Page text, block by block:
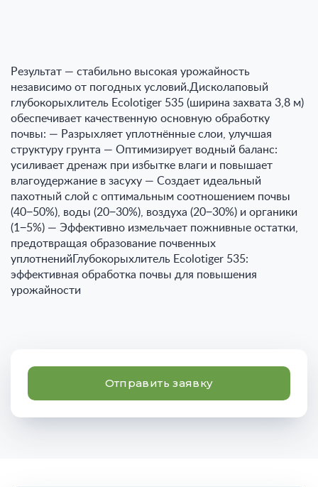
Результат — стабильно высокая урожайность
независимо от погодных условий.Дисколаповый
глубокорыхлитель Ecolotiger 535 (ширина захвата 3,8 м)
обеспечивает качественную основную обработку
почвы: — Разрыхляет уплотнённые слои, улучшая
структуру грунта — Оптимизирует водный баланс:
усиливает дренаж при избытке влаги и повышает
влагоудержание в засуху — Создает идеальный
пахотный слой с оптимальным соотношением почвы
(40−50%), воды (20−30%), воздуха (20−30%) и органики
(1−5%) — Эффективно измельчает пожнивные остатки,
предотвращая образование почвенных
уплотненийГлубокорыхлитель Ecolotiger 535:
эффективная обработка почвы для повышения
урожайности
Отправить заявку